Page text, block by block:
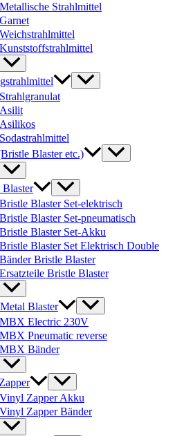
Metallische Strahlmittel
Garnet
Weichstrahlmittel
Kunststoffstrahlmittel
Strahlgranulat
Asilit
Asilikos
Sodastrahlmittel
Blaster etc.)
Bristle Blaster Set-elektrisch
Bristle Blaster Set-pneumatisch
Bristle Blaster Set-Akku
Bristle Blaster Set Elektrisch Double
Bänder Bristle Blaster
Ersatzteile Bristle Blaster
Blaster
MBX Electric 230V
MBX Pneumatic reverse
MBX Bänder
Vinyl Zapper Akku
Vinyl Zapper Bänder